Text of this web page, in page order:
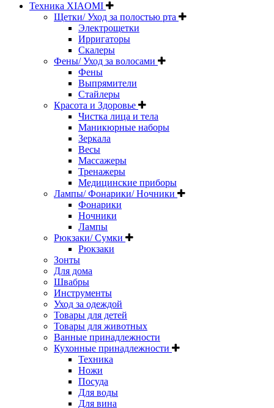
Техника XIAOMI
Щетки/ Уход за полостью рта
Электрощетки
Ирригаторы
Скалеры
Фены/ Уход за волосами
Фены
Выпрямители
Стайлеры
Красота и Здоровье
Чистка лица и тела
Маникюрные наборы
Зеркала
Весы
Массажеры
Тренажеры
Медицинские приборы
Лампы/ Фонарики/ Ночники
Фонарики
Ночники
Лампы
Рюкзаки/ Сумки
Рюкзаки
Зонты
Для дома
Швабры
Инструменты
Уход за одеждой
Товары для детей
Товары для животных
Ванные принадлежности
Кухонные принадлежности
Техника
Ножи
Посуда
Для воды
Для вина